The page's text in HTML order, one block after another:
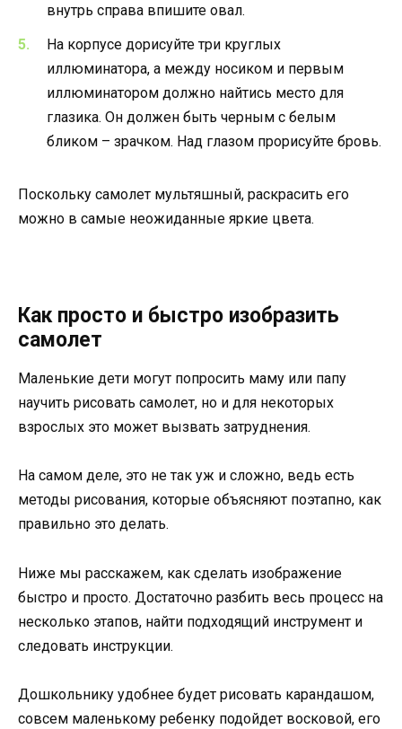
внутрь справа впишите овал.
На корпусе дорисуйте три круглых
иллюминатора, а между носиком и первым
иллюминатором должно найтись место для
глазика. Он должен быть черным с белым
бликом – зрачком. Над глазом прорисуйте бровь.
Поскольку самолет мультяшный, раскрасить его
можно в самые неожиданные яркие цвета.
Как просто и быстро изобразить
самолет
Маленькие дети могут попросить маму или папу
научить рисовать самолет, но и для некоторых
взрослых это может вызвать затруднения.
На самом деле, это не так уж и сложно, ведь есть
методы рисования, которые объясняют поэтапно, как
правильно это делать.
Ниже мы расскажем, как сделать изображение
быстро и просто. Достаточно разбить весь процесс на
несколько этапов, найти подходящий инструмент и
следовать инструкции.
Дошкольнику удобнее будет рисовать карандашом,
совсем маленькому ребенку подойдет восковой, его